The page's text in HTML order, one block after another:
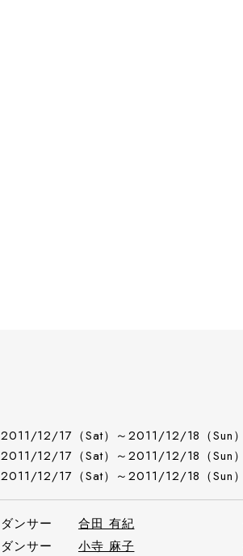
2011/12/17（Sat）～2011/12/18（Sun）
2011/12/17（Sat）～2011/12/18（Sun）
2011/12/17（Sat）～2011/12/18（Sun）
ダンサー
合田 有紀
ダンサー
小寺 麻子